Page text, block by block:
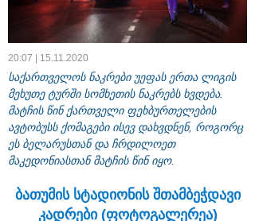
20:07 | 15.11.2020
საქართველოს ნაკრები უეფას ერთა ლიგის
მეხუთე ტურში სომხეთის ნაკრებს ხვდება.
მატჩის წინ ქართველი ფეხბურთელების
ავტობუსს ქომაგები ისევ დახვდნენ, როგორც
ეს ბელარუსთან და ჩრდილოეთ
მაკედონიასთან მატჩის წინ იყო.
ბათუმის სტადიონის შთამბეჭდავი
კადრები (ფოტოგალერეა)